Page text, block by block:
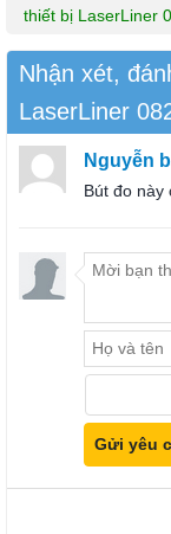
thiết bị LaserLiner
Nhận xét,
LaserLiner
Nguyễn
Bút đo này